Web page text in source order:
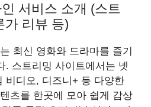
서비스 소개 (스트
가 리뷰 등)
최신 영화와 드라마를 즐기
. 스트리밍 사이트에서는 넷
비디오, 디즈니+ 등 다양한
츠를 한곳에 모아 쉽게 감상